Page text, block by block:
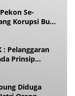
Se-
Korupsi Buat
: Pelanggaran
Prinsip
Diduga